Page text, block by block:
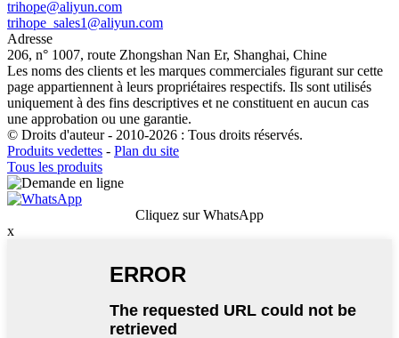
trihope@aliyun.com
trihope_sales1@aliyun.com
Adresse
206, n° 1007, route Zhongshan Nan Er, Shanghai, Chine
Les noms des clients et les marques commerciales figurant sur cette
page appartiennent à leurs propriétaires respectifs. Ils sont utilisés
uniquement à des fins descriptives et ne constituent en aucun cas
une approbation ou une garantie.
© Droits d'auteur - 2010-2026 : Tous droits réservés.
Produits vedettes - Plan du site
Tous les produits
Cliquez sur WhatsApp
x